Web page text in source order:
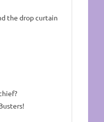
the drop curtain